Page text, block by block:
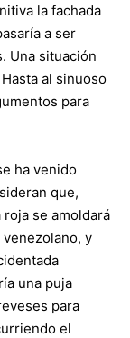
la fachada
a ser
Una situación
al sinuoso
para
ha venido
que,
se amoldará
y
una puja
para
el